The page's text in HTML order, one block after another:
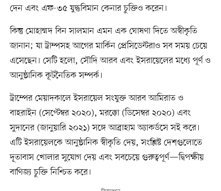
দেন এবং এফ-৩৫ যুদ্ধবিমান কেনার চুক্তিও করেন।
কিন্তু মোহাম্মদ বিন সালমান এমন এক ঘোষণা দিতে অস্বীকৃতি
জানান; যা ট্রাম্পসহ আগের মার্কিন প্রেসিডেন্টরাও সব সময় চেয়ে
এসেছেন। সেটি হলো, সৌদি আরব এবং ইসরায়েলের মধ্যে পূর্ণ ও
আনুষ্ঠানিক কূটনৈতিক সম্পর্ক।
ট্রাম্পের মেয়াদকালে ইসরায়েল সংযুক্ত আরব আমিরাত ও
বাহরাইন (সেপ্টেম্বর ২০২০), মরক্কো (ডিসেম্বর ২০২০) এবং
সুদানের (জানুয়ারি ২০২১) সঙ্গে আব্রাহাম অ্যাকর্ডসে সই করে।
এটি ইসরায়েলকে আনুষ্ঠানিক স্বীকৃতি দেয়, সংশ্লিষ্ট দেশগুলোতে
দূতাবাস খোলার সুযোগ দেয় এবং সবচেয়ে গুরুত্বপূর্ণ—দ্বিপক্ষীয়
বাণিজ্য চুক্তি নিশ্চিত করে।